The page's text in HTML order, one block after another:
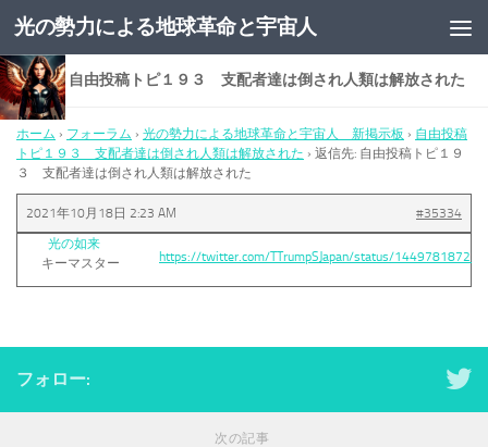
コンテンツへスキップ
光の勢力による地球革命と宇宙人
返信先: 自由投稿トピ１９３ 支配者達は倒され人類は解放された
ホーム › フォーラム › 光の勢力による地球革命と宇宙人 新掲示板 › 自由投稿
トピ１９３ 支配者達は倒され人類は解放された › 返信先: 自由投稿トピ１９
３ 支配者達は倒され人類は解放された
2021年10月18日 2:23 AM
#35334
光の如来
キーマスター
https://twitter.com/TTrumpSJapan/status/
フォロー:
次の記事